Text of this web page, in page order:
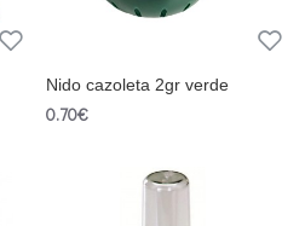
Nido cazoleta 2gr verde
0.70€